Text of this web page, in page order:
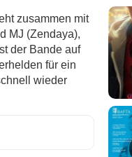
zusammen mit
MJ (Zendaya),
der Bande auf
für ein
wieder